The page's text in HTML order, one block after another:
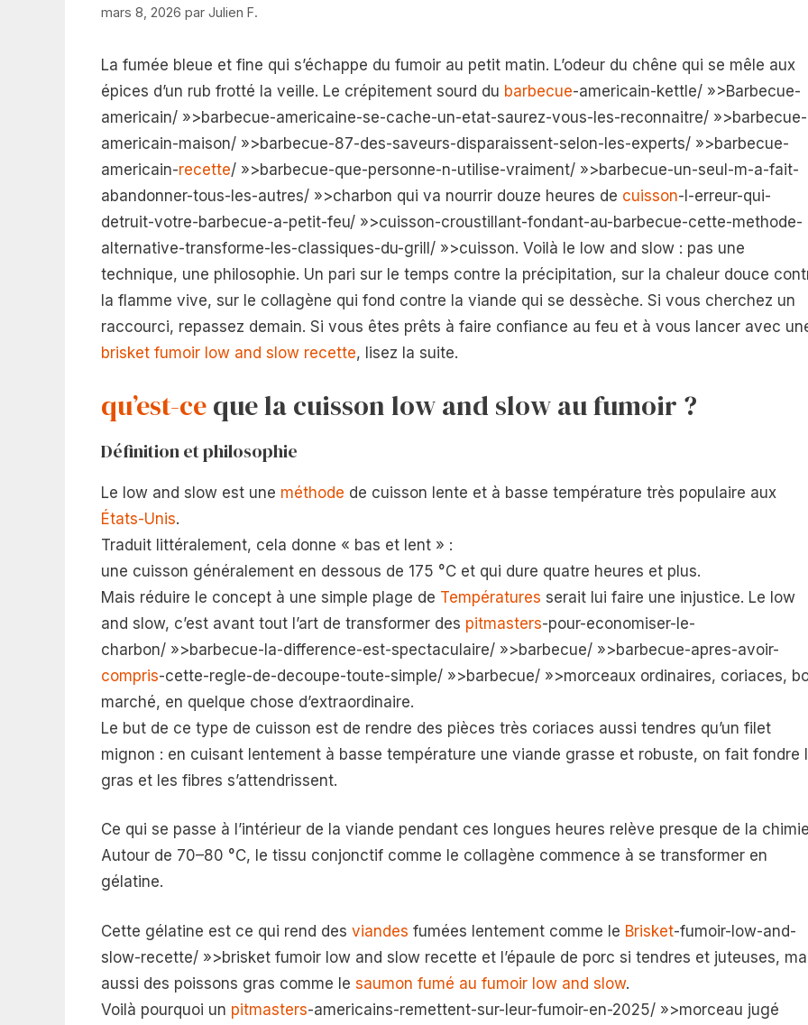
mars 8, 2026 par Julien F.
La fumée bleue et fine qui s’échappe du fumoir au petit matin. L’odeur du chêne qui se mêle aux
épices d’un rub frotté la veille. Le crépitement sourd du barbecue-americain-kettle/ »>Barbecue-
americain/ »>barbecue-americaine-se-cache-un-etat-saurez-vous-les-reconnaitre/ »>barbecue-
americain-maison/ »>barbecue-87-des-saveurs-disparaissent-selon-les-experts/ »>barbecue-
americain-recette/ »>barbecue-que-personne-n-utilise-vraiment/ »>barbecue-un-seul-m-a-fait-
abandonner-tous-les-autres/ »>charbon qui va nourrir douze heures de cuisson-l-erreur-qui-
detruit-votre-barbecue-a-petit-feu/ »>cuisson-croustillant-fondant-au-barbecue-cette-methode-
alternative-transforme-les-classiques-du-grill/ »>cuisson. Voilà le low and slow : pas une
technique, une philosophie. Un pari sur le temps contre la précipitation, sur la chaleur douce
la flamme vive, sur le collagène qui fond contre la viande qui se dessèche. Si vous cherchez un
raccourci, repassez demain. Si vous êtes prêts à faire confiance au feu et à vous lancer avec
brisket fumoir low and slow recette, lisez la suite.
qu’est-ceque la cuisson low and slow au fumoir ?
Définition et philosophie
Le low and slow est une méthode de cuisson lente et à basse température très populaire aux
États-Unis.
Traduit littéralement, cela donne « bas et lent » :
une cuisson généralement en dessous de 175 °C et qui dure quatre heures et plus.
Mais réduire le concept à une simple plage de Températures serait lui faire une injustice. Le low
and slow, c’est avant tout l’art de transformer des pitmasters-pour-economiser-le-
charbon/ »>barbecue-la-difference-est-spectaculaire/ »>barbecue/ »>barbecue-apres-avoir-
compris-cette-regle-de-decoupe-toute-simple/ »>barbecue/ »>morceaux ordinaires, coriaces,
marché, en quelque chose d’extraordinaire.
Le but de ce type de cuisson est de rendre des pièces très coriaces aussi tendres qu’un filet
mignon : en cuisant lentement à basse température une viande grasse et robuste, on fait fondre
gras et les fibres s’attendrissent.
Ce qui se passe à l’intérieur de la viande pendant ces longues heures relève presque de la
Autour de 70–80 °C, le tissu conjonctif comme le collagène commence à se transformer en
gélatine.
Cette gélatine est ce qui rend des viandes fumées lentement comme le Brisket-fumoir-low-and-
slow-recette/ »>brisket fumoir low and slow recette et l’épaule de porc si tendres et juteuses,
aussi des poissons gras comme le saumon fumé au fumoir low and slow.
Voilà pourquoi un pitmasters-americains-remettent-sur-leur-fumoir-en-2025/ »>morceau jugé